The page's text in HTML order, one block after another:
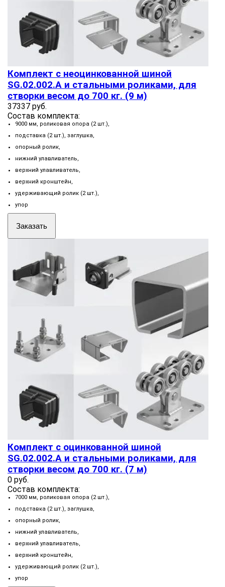
Комплект с неоцинкованной шиной
SG.02.002.А и стальными роликами, для
створки весом до 700 кг. (9 м)
37337 руб.
Состав комплекта:
9000 мм, роликовая опора (2 шт.),
подставка (2 шт.), заглушка,
опорный ролик,
нижний улавливатель,
верхний улавливатель,
верхний кронштейн,
удерживающий ролик (2 шт.),
упор
Заказать
Комплект с оцинкованной шиной
SG.02.002.А и стальными роликами, для
створки весом до 700 кг. (7 м)
0 руб.
Состав комплекта:
7000 мм, роликовая опора (2 шт.),
подставка (2 шт.), заглушка,
опорный ролик,
нижний улавливатель,
верхний улавливатель,
верхний кронштейн,
удерживающий ролик (2 шт.),
упор